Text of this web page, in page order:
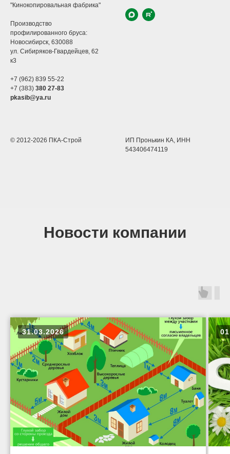
"Кинокопировальная фабрика"
Производство
профилированного бруса:
Новосибирск, 630088
ул. Сибиряков-Гвардейцев, 62
к3
+7 (962) 839 55-22
+7 (383) 380 27-83
pkasib@ya.ru
© 2012-2026 ПКА-Строй
ИП Пронькин КА, ИНН
543406474119
Новости компании
31.03.2026